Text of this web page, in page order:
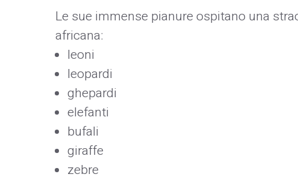
Le sue immense pianure ospitano una
africana:
leoni
leopardi
ghepardi
elefanti
bufali
giraffe
zebre